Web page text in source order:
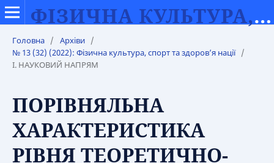
ФІЗИЧНА КУЛЬТУРА, СПОРТ ТА ЗДОРОВ’Я НАЦІЇ
Головна / Архіви /
№ 13 (32) (2022): Фізична культура, спорт та здоров’я нації /
І. НАУКОВИЙ НАПРЯМ
ПОРІВНЯЛЬНА
ХАРАКТЕРИСТИКА
РІВНЯ ТЕОРЕТИЧНО-